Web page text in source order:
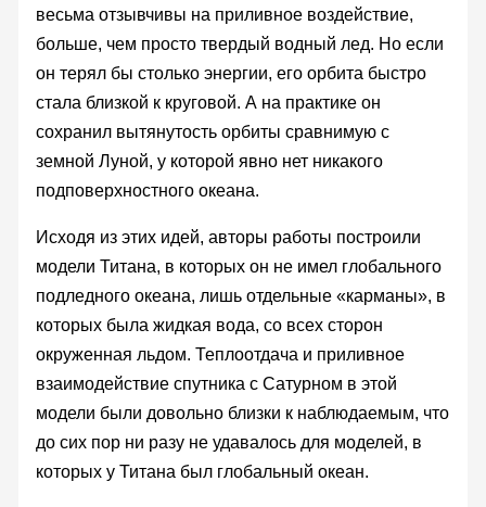
весьма отзывчивы на приливное воздействие,
больше, чем просто твердый водный лед. Но если
он терял бы столько энергии, его орбита быстро
стала близкой к круговой. А на практике он
сохранил вытянутость орбиты сравнимую с
земной Луной, у которой явно нет никакого
подповерхностного океана.
Исходя из этих идей, авторы работы построили
модели Титана, в которых он не имел глобального
подледного океана, лишь отдельные «карманы», в
которых была жидкая вода, со всех сторон
окруженная льдом. Теплоотдача и приливное
взаимодействие спутника с Сатурном в этой
модели были довольно близки к наблюдаемым, что
до сих пор ни разу не удавалось для моделей, в
которых у Титана был глобальный океан.